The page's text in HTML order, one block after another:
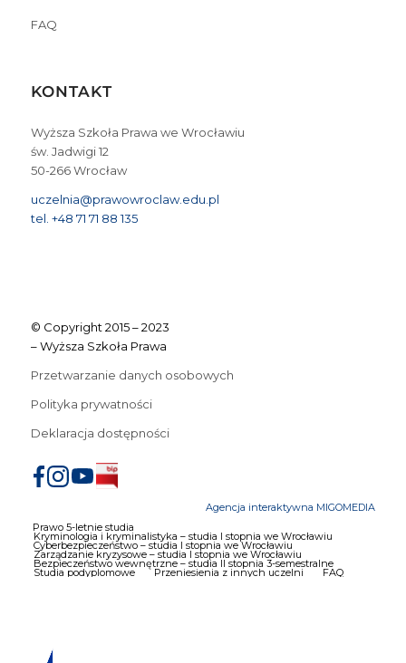
FAQ
KONTAKT
Wyższa Szkoła Prawa we Wrocławiu
św. Jadwigi 12
50-266 Wrocław
uczelnia@prawowroclaw.edu.pl
tel. +48 71 71 88 135
© Copyright 2015 – 2023
– Wyższa Szkoła Prawa
Przetwarzanie danych osobowych
Polityka prywatności
Deklaracja dostępności
Agencja interaktywna MIGOMEDIA
Prawo 5-letnie studia
Kryminologia i kryminalistyka – studia I stopnia we Wrocławiu
Cyberbezpieczeństwo – studia I stopnia we Wrocławiu
Zarządzanie kryzysowe – studia I stopnia we Wrocławiu
Bezpieczeństwo wewnętrzne – studia II stopnia 3-semestralne
Studia podyplomowe Przeniesienia z innych uczelni FAQ